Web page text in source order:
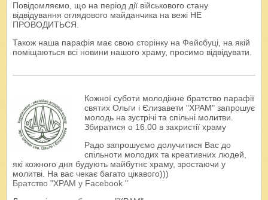
Повідомляємо, що на період дії військового стану
відвідування оглядового майданчика на вежі НЕ
ПРОВОДИТЬСЯ.
Також наша парафія має свою сторінку на Фейсбуці, на якій
поміщаються всі новини нашого храму, просимо відвідувати.
Кожної суботи молодіжне братство парафії
святих Ольги і Єлизавети "ХРАМ" запрошує
молодь на зустрічі та спільні молитви.
Збиратися о 16.00 в захристії храму
Радо запрошуємо долучитися Вас до
спільноти молодих та креативних людей,
які кожного дня будують майбутнє храму, зростаючи у
молитві. На вас чекає багато цікавого)))
Братство "ХРАМ у Facebook "